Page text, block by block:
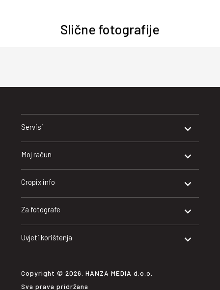
Slične fotografije
Servisi
Moj račun
Cropix info
Za fotografe
Uvjeti korištenja
Copyright © 2026. HANZA MEDIA d.o.o.
Sva prava pridržana